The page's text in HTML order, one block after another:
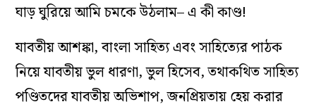
ঘাড় ঘুরিয়ে আমি চমকে উঠলাম– এ কী কাণ্ড!‌
যাবতীয় আশঙ্কা, বাংলা সাহিত্য এবং সাহিত্যের পাঠক
নিয়ে যাবতীয় ভুল ধারণা, ভুল হিসেব, তথাকথিত সাহিত্য
পণ্ডিতদের যাবতীয় অভিশাপ, জনপ্রিয়তায় হেয় করার